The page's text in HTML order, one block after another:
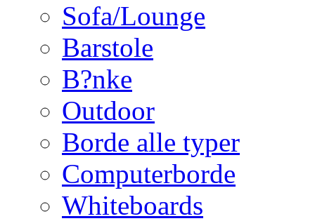
Sofa/Lounge
Barstole
B?nke
Outdoor
Borde alle typer
Computerborde
Whiteboards